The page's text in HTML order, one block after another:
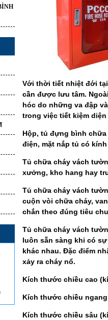
Với thời tiết nhiệt đới tại
cần được lưu tâm.
hóc do những va đập
trong việc tiết kiệm
Hộp, tủ đựng bình
điện, mặt nắp tủ có
Tủ chữa cháy vách
xưởng, kho hang hay
Tủ chữa cháy vách
cuộn vòi chữa cháy,
chắn theo đúng tiêu
Tủ chữa cháy vách
luôn sẵn sàng khi có
khác nhau. Đặc điểm
xảy ra cháy nổ.
Kích thước chiều cao
Kích thước chiều
Kích thước chiều sâu